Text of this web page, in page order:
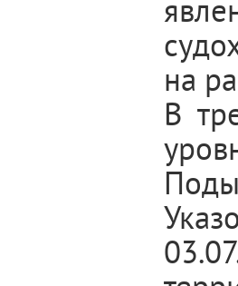
на
В